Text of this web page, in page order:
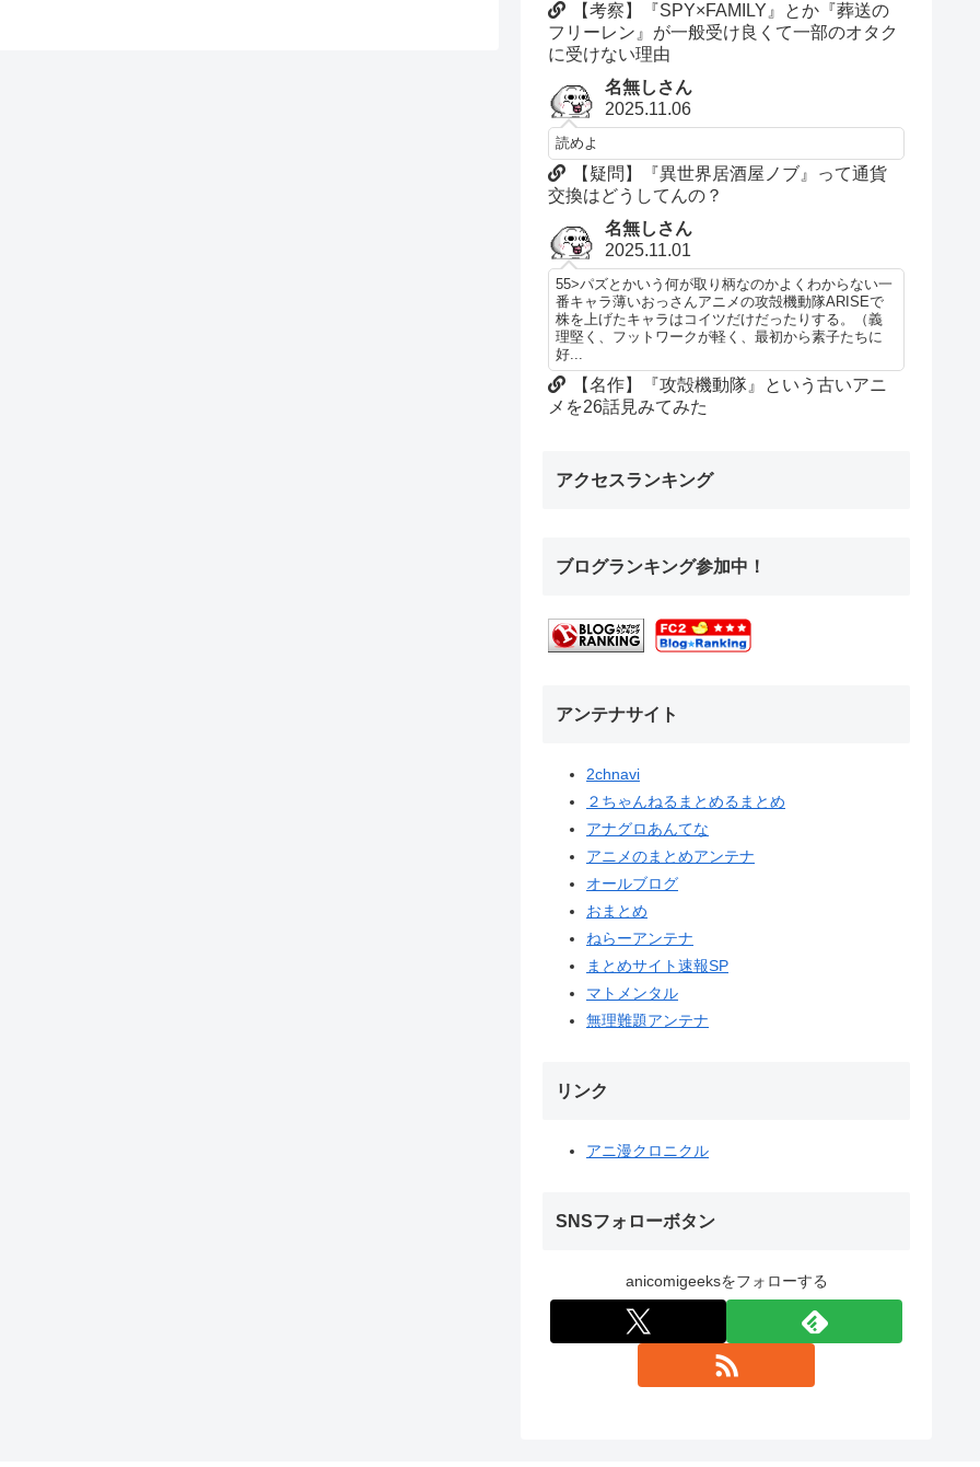
【考察】『SPY×FAMILY』とか『葬送の
フリーレン』が一般受け良くて一部のオタク
に受けない理由
名無しさん
2025.11.06
読めよ
【疑問】『異世界居酒屋ノブ』って通貨
交換はどうしてんの？
名無しさん
2025.11.01
55>パズとかいう何が取り柄なのかよくわからない一
番キャラ薄いおっさんアニメの攻殻機動隊ARISEで
株を上げたキャラはコイツだけだったりする。（義
理堅く、フットワークが軽く、最初から素子たちに
好...
【名作】『攻殻機動隊』という古いアニ
メを26話見みてみた
アクセスランキング
ブログランキング参加中！
アンテナサイト
2chnavi
２ちゃんねるまとめるまとめ
アナグロあんてな
アニメのまとめアンテナ
オールブログ
おまとめ
ねらーアンテナ
まとめサイト速報SP
マトメンタル
無理難題アンテナ
リンク
アニ漫クロニクル
SNSフォローボタン
anicomigeeksをフォローする